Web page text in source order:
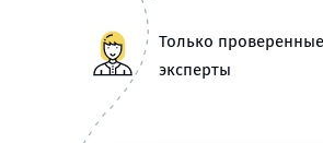
Только проверенные
эксперты